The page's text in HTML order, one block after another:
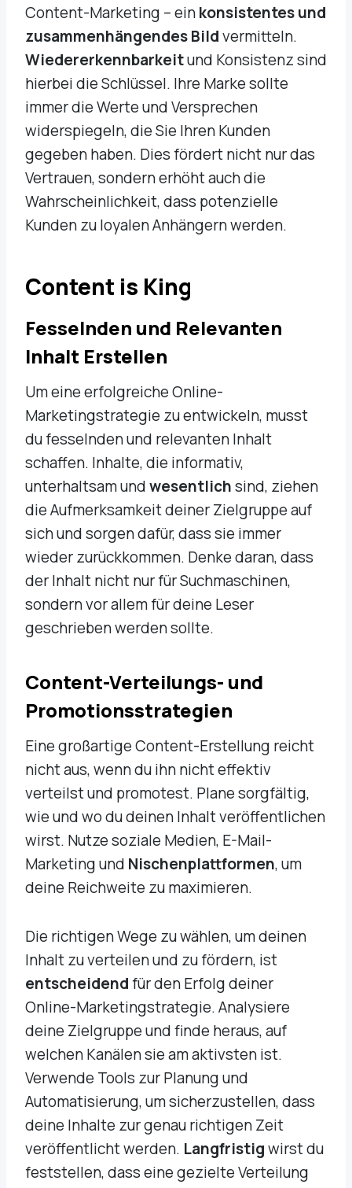
Content-Marketing – einkonsistentes und
zusammenhängendes Bildvermitteln.
Wiedererkennbarkeitund Konsistenz sind
hierbei die Schlüssel. Ihre Marke sollte
immer die Werte und Versprechen
widerspiegeln, die Sie Ihren Kunden
gegeben haben. Dies fördert nicht nur das
Vertrauen, sondern erhöht auch die
Wahrscheinlichkeit, dass potenzielle
Kunden zu loyalen Anhängern werden.
Content is King
Fesselnden und Relevanten
Inhalt Erstellen
Um eine erfolgreiche Online-
Marketingstrategie zu entwickeln, musst
du fesselnden und relevanten Inhalt
schaffen. Inhalte, die informativ,
unterhaltsam undwesentlichsind, ziehen
die Aufmerksamkeit deiner Zielgruppe auf
sich und sorgen dafür, dass sie immer
wieder zurückkommen. Denke daran, dass
der Inhalt nicht nur für Suchmaschinen,
sondern vor allem für deine Leser
geschrieben werden sollte.
Content-Verteilungs- und
Promotionsstrategien
Eine großartige Content-Erstellung reicht
nicht aus, wenn du ihn nicht effektiv
verteilst und promotest. Plane sorgfältig,
wie und wo du deinen Inhalt veröffentlichen
wirst. Nutze soziale Medien, E-Mail-
Marketing und Nischenplattformen, um
deine Reichweite zu maximieren.
Die richtigen Wege zu wählen, um deinen
Inhalt zu verteilen und zu fördern, ist
entscheidendfür den Erfolg deiner
Online-Marketingstrategie. Analysiere
deine Zielgruppe und finde heraus, auf
welchen Kanälen sie am aktivsten ist.
Verwende Tools zur Planung und
Automatisierung, um sicherzustellen, dass
deine Inhalte zur genau richtigen Zeit
veröffentlicht werden. Langfristigwirst du
feststellen, dass eine gezielte Verteilung